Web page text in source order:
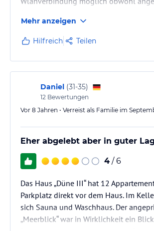
gelegen
Mehr anzeigen
Hilfreich Teilen
Daniel (31-35)
12 Bewertungen
Vor 8 Jahren • Verreist als Familie im
Eher abgelebt aber in guter
4 / 6
Das Haus „Düne III“ hat 12
Parkplatz direkt vor dem Haus. Im
sich Sauna und Waschhaus. Der
„Meerblick“ war in Wirklichkeit ein